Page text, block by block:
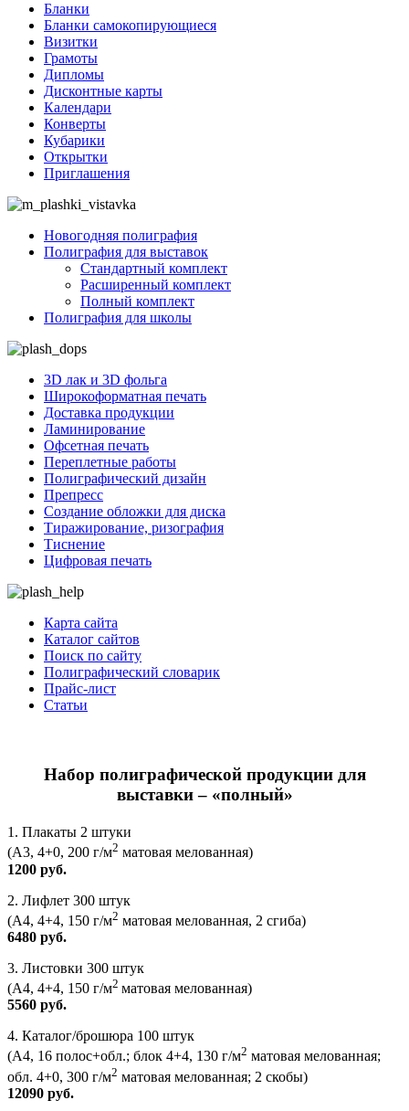
Бланки
Бланки самокопирующиеся
Визитки
Грамоты
Дипломы
Дисконтные карты
Календари
Конверты
Кубарики
Открытки
Приглашения
Новогодняя полиграфия
Полиграфия для выставок
Стандартный комплект
Расширенный комплект
Полный комплект
Полиграфия для школы
3D лак и 3D фольга
Широкоформатная печать
Доставка продукции
Ламинирование
Офсетная печать
Переплетные работы
Полиграфический дизайн
Препресс
Создание обложки для диска
Тиражирование, ризография
Тиснение
Цифровая печать
Карта сайта
Каталог сайтов
Поиск по сайту
Полиграфический словарик
Прайс-лист
Статьи
Набор полиграфической продукции для
выставки – «полный»
1. Плакаты 2 штуки
(А3, 4+0, 200 г/м2 матовая мелованная)
1200 руб.
2. Лифлет 300 штук
(А4, 4+4, 150 г/м2 матовая мелованная, 2 сгиба)
6480 руб.
3. Листовки 300 штук
(А4, 4+4, 150 г/м2 матовая мелованная)
5560 руб.
4. Каталог/брошюра 100 штук
(А4, 16 полос+обл.; блок 4+4, 130 г/м2 матовая мелованная;
обл. 4+0, 300 г/м2 матовая мелованная; 2 скобы)
12090 руб.